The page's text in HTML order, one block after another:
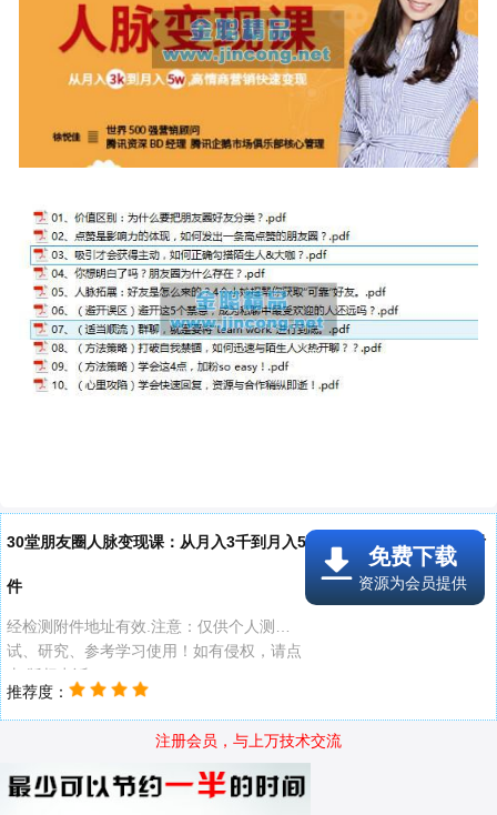
30堂朋友圈人脉变现课：从月入3千到月入5万，高情商营销快..线报附
件
经检测附件地址有效.注意：仅供个人测
试、研究、参考学习使用！如有侵权，请点
击 版权申诉
推荐度：
免费下载
资源为会员提供
注册会员，与上万技术交流